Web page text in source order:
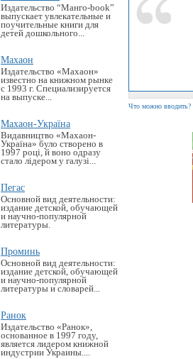
Издательство “Манго-book”
выпускает увлекательные и
поучительные книги для
детей дошкольного...
Махаон
Издательство «Махаон»
известно на книжном рынке
с 1993 г. Специализируется
на выпуске...
Махаон-Україна
Видавництво «Махаон-
Україна» було створено в
1997 році, й воно одразу
стало лідером у галузі...
Пегас
Основной вид деятельности:
издание детской, обучающей
и научно-популярной
литературы.
Проминь
Основной вид деятельности:
издание детской, обучающей
и научно-популярной
литературы и словарей...
Ранок
Издательство «Ранок»,
основанное в 1997 году,
является лидером книжной
индустрии Украины....
Что можно вводить?